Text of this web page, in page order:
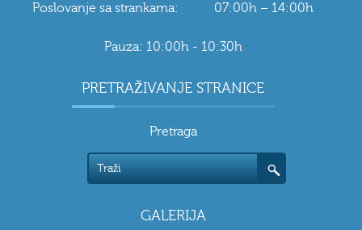
Poslovanje sa strankama: 07:00h – 14:00h
Pauza: 10:00h - 10:30h
PRETRAŽIVANJE STRANICE
Pretraga
GALERIJA